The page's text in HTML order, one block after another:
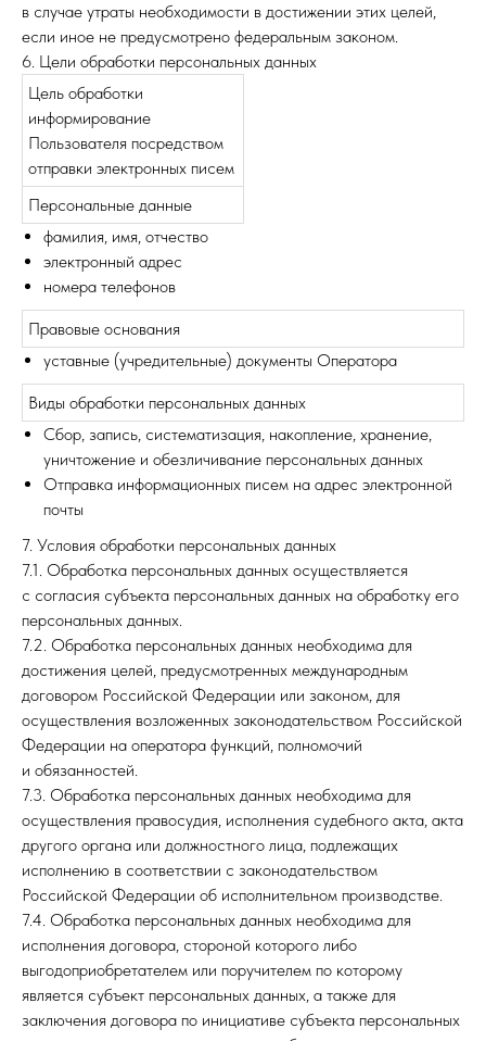
в случае утраты необходимости в достижении этих целей,
если иное не предусмотрено федеральным законом.
6. Цели обработки персональных данных
Цель обработки
информирование
Пользователя посредством
отправки электронных писем
Персональные данные
фамилия, имя, отчество
электронный адрес
номера телефонов
Правовые основания
уставные (учредительные) документы Оператора
Виды обработки персональных данных
Сбор, запись, систематизация, накопление, хранение,
уничтожение и обезличивание персональных данных
Отправка информационных писем на адрес электронной
почты
7. Условия обработки персональных данных
7.1. Обработка персональных данных осуществляется
с согласия субъекта персональных данных на обработку его
персональных данных.
7.2. Обработка персональных данных необходима для
достижения целей, предусмотренных международным
договором Российской Федерации или законом, для
осуществления возложенных законодательством Российской
Федерации на оператора функций, полномочий
и обязанностей.
7.3. Обработка персональных данных необходима для
осуществления правосудия, исполнения судебного акта, акта
другого органа или должностного лица, подлежащих
исполнению в соответствии с законодательством
Российской Федерации об исполнительном производстве.
7.4. Обработка персональных данных необходима для
исполнения договора, стороной которого либо
выгодоприобретателем или поручителем по которому
является субъект персональных данных, а также для
заключения договора по инициативе субъекта персональных